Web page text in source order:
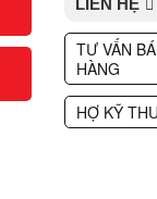
LIÊN HỆ
TƯ VẤN
HÀNG
HỢ KỸ